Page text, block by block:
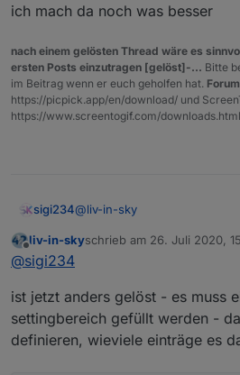
ich mach da noch was besser
nach einem gelösten Thread wäre es
ersten Posts einzutragen [gelöst]-... Bitte
im Beitrag wenn er euch geholfen hat.
https://picpick.app/en/download/ und
https://www.screentogif.com/downloads.html
sigi234@liv-in-sky
Hinweis , wenn die MD
Offline
liv-in-skyschrieb am 26. Juli 2020,
zuletzt editiert von liv-in-sky
@sigi234
ist jetzt anders gelöst - es muss
settingbereich gefüllt werden -
definieren, wieviele einträge es